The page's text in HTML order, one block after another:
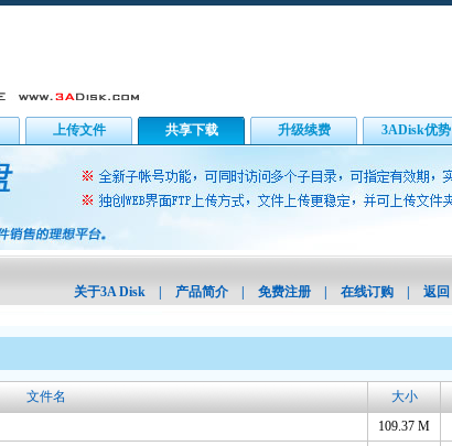
上传文件 共享下载 升级续费 3ADisk优势
关于3A Disk 产品简介 免费注册 在线订购 返回
文件名 大小
109.37 M